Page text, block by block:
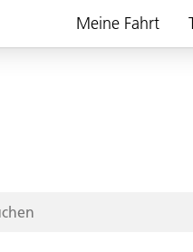
Meine Fahrt